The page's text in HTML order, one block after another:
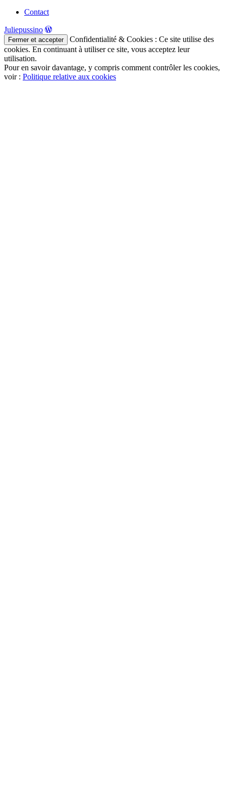
Contact
Juliepussino
Confidentialité & Cookies : Ce site utilise des
cookies. En continuant à utiliser ce site, vous acceptez leur
utilisation.
Pour en savoir davantage, y compris comment contrôler les cookies,
voir : Politique relative aux cookies